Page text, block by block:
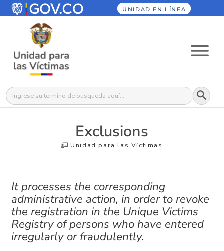
UNIDAD EN LÍNEA
Buscar: Botón
Exclusions
Unidad para las Víctimas
It processes the corresponding
administrative action, in order to revoke
the registration in the Unique Victims
Registry of persons who have entered
irregularly or fraudulently.